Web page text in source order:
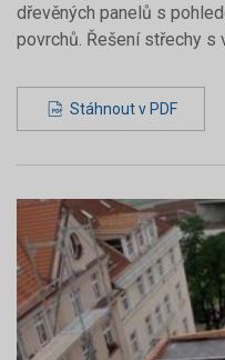
dřevěných panelů s
povrchů. Řešení střechy s
Stáhnout v PDF